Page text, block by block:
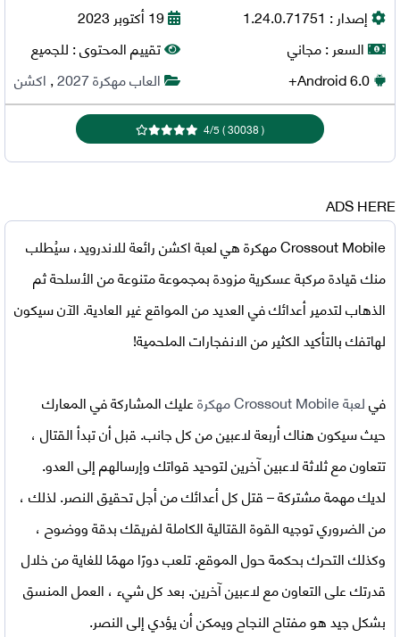
إصدار : 1.24.0.71751
السعر :مجاني
Android6.0+
19 أكتوبر 2023
تقييم المحتوى :للجميع
العاب مهكرة 2027
,اكشن
(
30038
)
4/5
ADS HERE
Crossout Mobile مهكرة
هي لعبة اكشن رائعة للاندرويد، سيُطلب
منك قيادة مركبة عسكرية مزودة بمجموعة متنوعة من الأسلحة ثم
الذهاب لتدمير أعدائك في العديد من المواقع غير العادية. الآن سيكون
لهاتفك بالتأكيد الكثير من الانفجارات الملحمية!
فيلعبة Crossout Mobile مهكرة
عليك المشاركة في المعارك
حيث سيكون هناك أربعة لاعبين من كل جانب. قبل أن تبدأ القتال ،
تتعاون مع ثلاثة لاعبين آخرين لتوحيد قواتك وإرسالهم إلى العدو.
لديك مهمة مشتركة – قتل كل أعدائك من أجل تحقيق النصر. لذلك ،
من الضروري توجيه القوة القتالية الكاملة لفريقك بدقة ووضوح ،
وكذلك التحرك بحكمة حول الموقع. تلعب دورًا مهمًا للغاية من خلال
قدرتك على التعاون مع لاعبين آخرين. بعد كل شيء ، العمل المنسق
بشكل جيد هو مفتاح النجاح ويمكن أن يؤدي إلى النصر.